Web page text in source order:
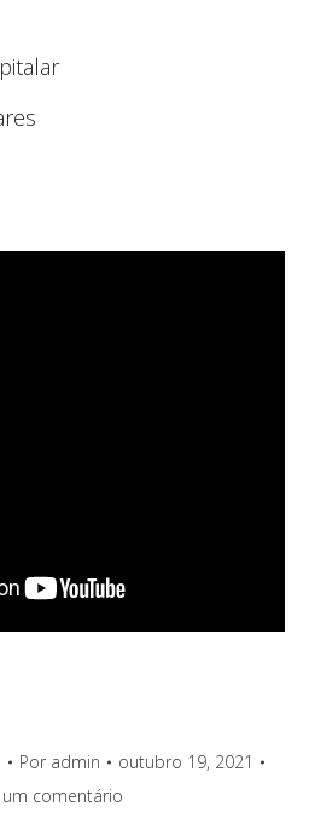
Por admin
outubro 19, 2021
um comentário